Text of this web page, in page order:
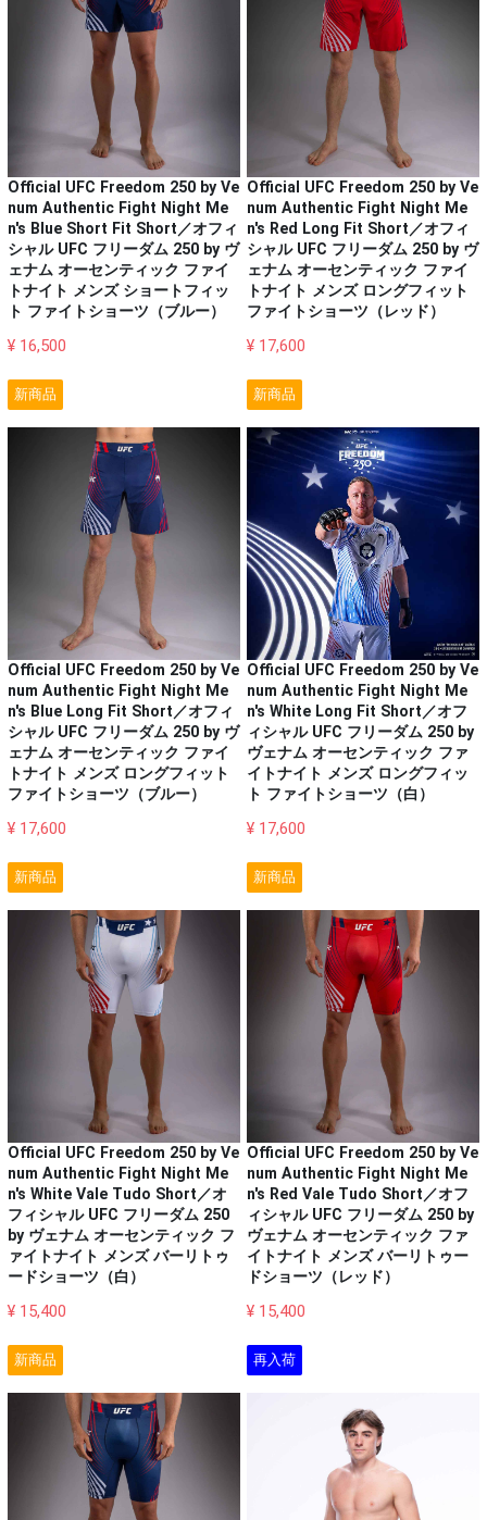
Official UFC Freedom 250 by Ve
num Authentic Fight Night Me
n's Blue Short Fit Short／オフィ
シャル UFC フリーダム 250 by ヴ
ェナム オーセンティック ファイ
トナイト メンズ ショートフィッ
ト ファイトショーツ（ブルー）
¥ 16,500
Official UFC Freedom 250 by Ve
num Authentic Fight Night Me
n's Red Long Fit Short／オフィ
シャル UFC フリーダム 250 by ヴ
ェナム オーセンティック ファイ
トナイト メンズ ロングフィット
ファイトショーツ（レッド）
¥ 17,600
新商品
Official UFC Freedom 250 by Ve
num Authentic Fight Night Me
n's Blue Long Fit Short／オフィ
シャル UFC フリーダム 250 by ヴ
ェナム オーセンティック ファイ
トナイト メンズ ロングフィット
ファイトショーツ（ブルー）
¥ 17,600
新商品
Official UFC Freedom 250 by Ve
num Authentic Fight Night Me
n's White Long Fit Short／オフ
ィシャル UFC フリーダム 250 by
ヴェナム オーセンティック ファ
イトナイト メンズ ロングフィッ
ト ファイトショーツ（白）
¥ 17,600
新商品
Official UFC Freedom 250 by Ve
num Authentic Fight Night Me
n's White Vale Tudo Short／オ
フィシャル UFC フリーダム 250
by ヴェナム オーセンティック フ
ァイトナイト メンズ バーリトゥ
ードショーツ（白）
¥ 15,400
新商品
Official UFC Freedom 250 by Ve
num Authentic Fight Night Me
n's Red Vale Tudo Short／オフ
ィシャル UFC フリーダム 250 by
ヴェナム オーセンティック ファ
イトナイト メンズ バーリトゥー
ドショーツ（レッド）
¥ 15,400
新商品 再入荷